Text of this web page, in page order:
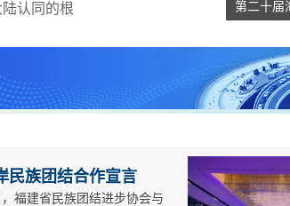
认同的根 第二十届
民族团结合作宣言
，福建省民族团结进步协会与